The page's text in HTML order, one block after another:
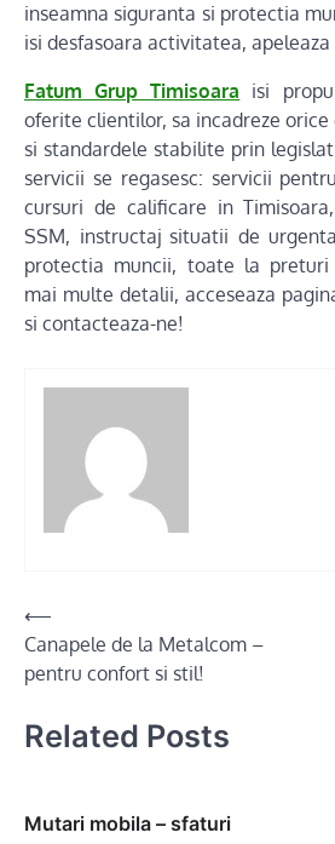
inseamna siguranta si protectia
isi desfasoara activitatea, apeleaza
Fatum Grup Timisoara isi
oferite clientilor, sa incadreze
si standardele stabilite prin
servicii se regasesc: servicii
cursuri de calificare in
SSM, instructaj situatii de
protectia muncii, toate la preturi
mai multe detalii, acceseaza
si contacteaza-ne!
Post
navigation
⟵
Canapele de la Metalcom –
pentru confort si stil!
Related Posts
Mutari mobila – sfaturi